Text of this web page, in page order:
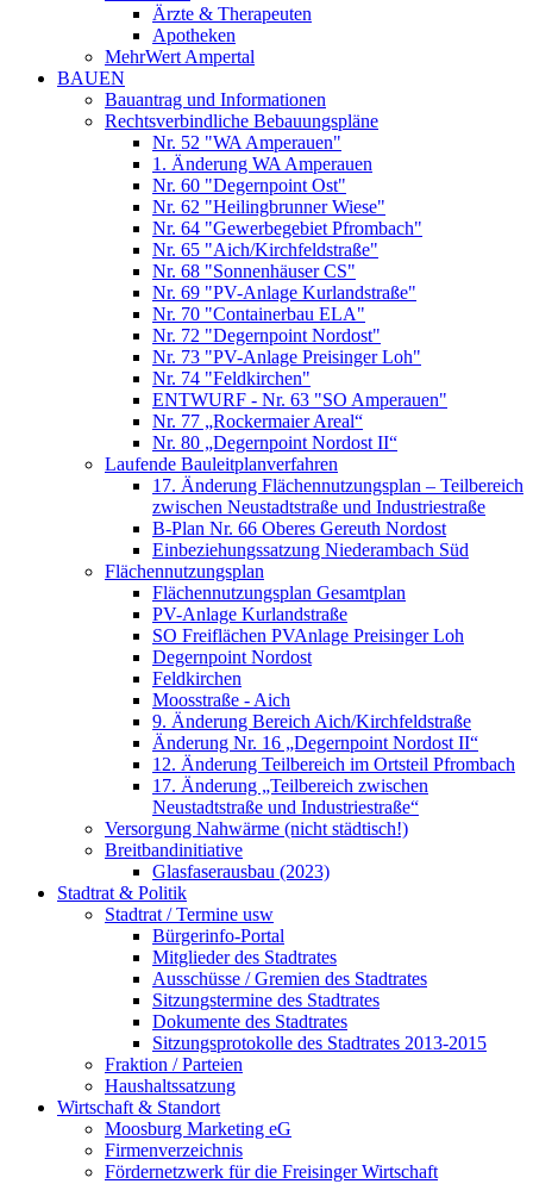
Ärzte & Therapeuten
Apotheken
MehrWert Ampertal
BAUEN
Bauantrag und Informationen
Rechtsverbindliche Bebauungspläne
Nr. 52 "WA Amperauen"
1. Änderung WA Amperauen
Nr. 60 "Degernpoint Ost"
Nr. 62 "Heilingbrunner Wiese"
Nr. 64 "Gewerbegebiet Pfrombach"
Nr. 65 "Aich/Kirchfeldstraße"
Nr. 68 "Sonnenhäuser CS"
Nr. 69 "PV-Anlage Kurlandstraße"
Nr. 70 "Containerbau ELA"
Nr. 72 "Degernpoint Nordost"
Nr. 73 "PV-Anlage Preisinger Loh"
Nr. 74 "Feldkirchen"
ENTWURF - Nr. 63 "SO Amperauen"
Nr. 77 „Rockermaier Areal“
Nr. 80 „Degernpoint Nordost II“
Laufende Bauleitplanverfahren
17. Änderung Flächennutzungsplan – Teilbereich
zwischen Neustadtstraße und Industriestraße
B-Plan Nr. 66 Oberes Gereuth Nordost
Einbeziehungssatzung Niederambach Süd
Flächennutzungsplan
Flächennutzungsplan Gesamtplan
PV-Anlage Kurlandstraße
SO Freiflächen PV­Anlage Preisinger Loh
Degernpoint Nordost
Feldkirchen
Moosstraße - Aich
9. Änderung Bereich Aich/Kirchfeldstraße
Änderung Nr. 16 „Degernpoint Nordost II“
12. Änderung Teilbereich im Ortsteil Pfrombach
17. Änderung „Teilbereich zwischen
Neustadtstraße und Industriestraße“
Versorgung Nahwärme (nicht städtisch!)
Breitbandinitiative
Glasfaserausbau (2023)
Stadtrat & Politik
Stadtrat / Termine usw
Bürgerinfo-Portal
Mitglieder des Stadtrates
Ausschüsse / Gremien des Stadtrates
Sitzungstermine des Stadtrates
Dokumente des Stadtrates
Sitzungsprotokolle des Stadtrates 2013-2015
Fraktion / Parteien
Haushaltssatzung
Wirtschaft & Standort
Moosburg Marketing eG
Firmenverzeichnis
Fördernetzwerk für die Freisinger Wirtschaft